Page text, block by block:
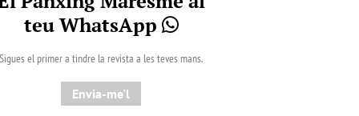
teu WhatsApp
Sigues el primer a tindre la revista a les teves mans.
Envia-me'l